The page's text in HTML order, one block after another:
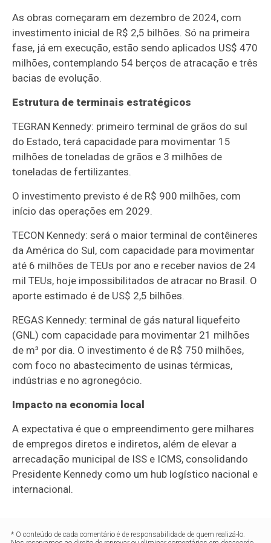
As obras começaram em dezembro de 2024, com
investimento inicial de R$ 2,5 bilhões. Só na primeira
fase, já em execução, estão sendo aplicados US$ 470
milhões, contemplando 54 berços de atracação e três
bacias de evolução.
Estrutura de terminais estratégicos
TEGRAN Kennedy: primeiro terminal de grãos do sul
do Estado, terá capacidade para movimentar 15
milhões de toneladas de grãos e 3 milhões de
toneladas de fertilizantes.
O investimento previsto é de R$ 900 milhões, com
início das operações em 2029.
TECON Kennedy: será o maior terminal de contêineres
da América do Sul, com capacidade para movimentar
até 6 milhões de TEUs por ano e receber navios de 24
mil TEUs, hoje impossibilitados de atracar no Brasil. O
aporte estimado é de US$ 2,5 bilhões.
REGAS Kennedy: terminal de gás natural liquefeito
(GNL) com capacidade para movimentar 21 milhões
de m³ por dia. O investimento é de R$ 750 milhões,
com foco no abastecimento de usinas térmicas,
indústrias e no agronegócio.
Impacto na economia local
A expectativa é que o empreendimento gere milhares
de empregos diretos e indiretos, além de elevar a
arrecadação municipal de ISS e ICMS, consolidando
Presidente Kennedy como um hub logístico nacional e
internacional.
* O conteúdo de cada comentário é de responsabilidade de quem realizá-lo.